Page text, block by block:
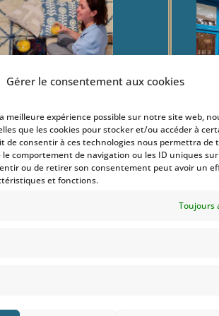
Gérer le consentement aux cookies
meilleure expérience possible sur notre site web,
que les cookies pour stocker et/ou accéder à
de consentir à ces technologies nous permettra de
comportement de navigation ou les ID uniques sur
ou de retirer son consentement peut avoir un
et fonctions.
Toujours
Compte
Style Bohemians
22